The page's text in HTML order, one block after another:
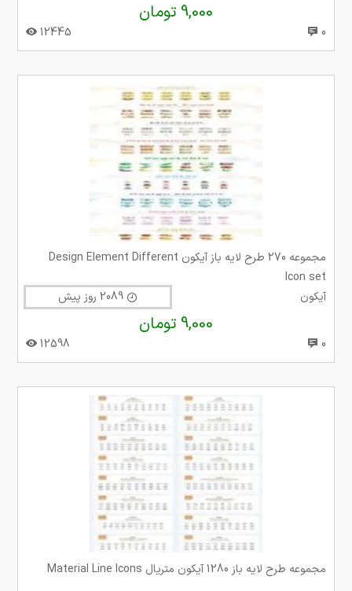
9,000 تومان
0
12445
مجموعه 270 طرح لایه باز آیکون Design Element Different
Icon set
آیکون
9,000 تومان
0
12598
مجموعه طرح لایه باز 1280 آیکون متریال Material Line Icons